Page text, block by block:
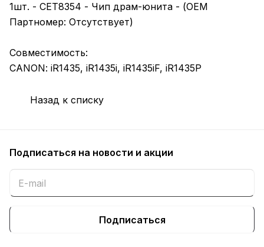
1шт. - CET8354 - Чип драм-юнита - (OEM
Партномер: Отсутствует)
Совместимость:
CANON: iR1435, iR1435i, iR1435iF, iR1435P
Назад к списку
Подписаться на новости и акции
Подписаться